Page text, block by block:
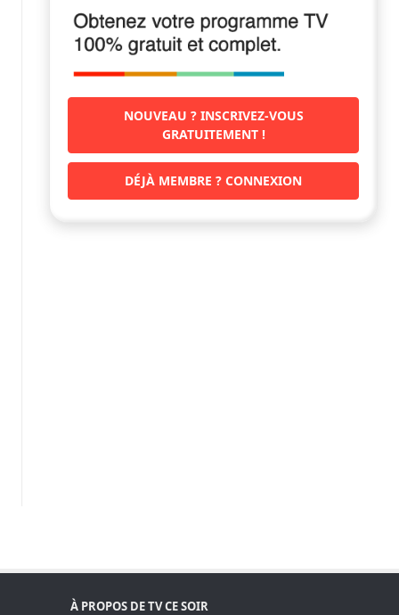
NOUVEAU ? INSCRIVEZ-VOUS
GRATUITEMENT !
DÉJÀ MEMBRE ? CONNEXION
À PROPOS DE TV CE SOIR